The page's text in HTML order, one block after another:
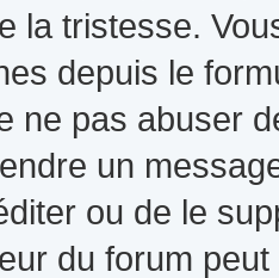
la tristesse.
depuis le
ne pas abuser
un
ou de le
du forum